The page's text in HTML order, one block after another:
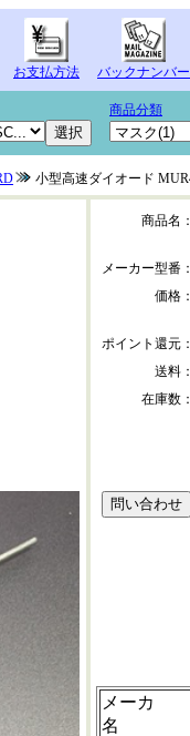
お支払方法 バックナンバー
商品分類
小型高速ダイオード
商品名
メーカー型番
価格
ポイント還元
送料
在庫数
メーカ
名